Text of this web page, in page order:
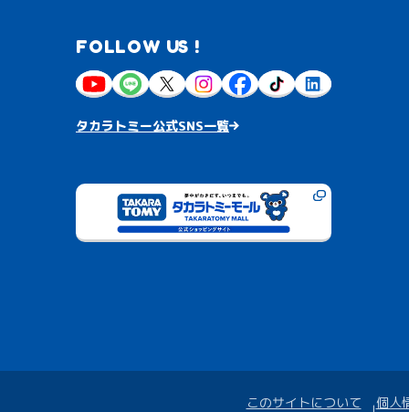
FOLLOW US !
タカラトミー公式SNS一覧
このサイトについて 個人